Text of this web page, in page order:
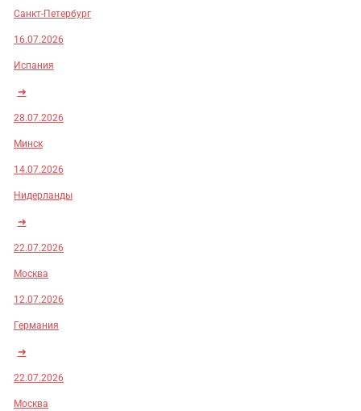
Санкт-Петербург
16.07.2026
Испания
➜
28.07.2026
Минск
14.07.2026
Нидерланды
➜
22.07.2026
Москва
12.07.2026
Германия
➜
22.07.2026
Москва